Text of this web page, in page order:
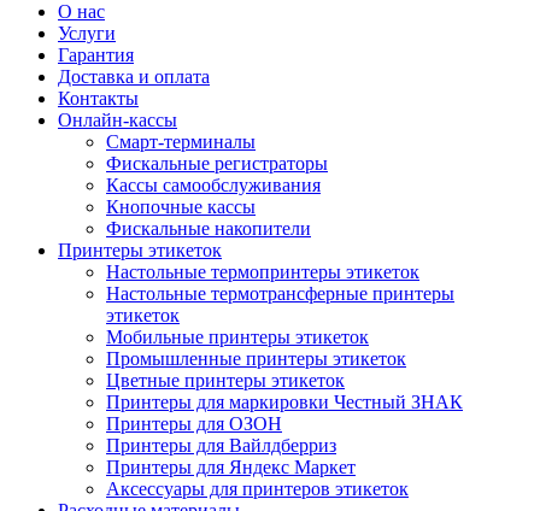
О нас
Услуги
Гарантия
Доставка и оплата
Контакты
Онлайн-кассы
Смарт-терминалы
Фискальные регистраторы
Кассы самообслуживания
Кнопочные кассы
Фискальные накопители
Принтеры этикеток
Настольные термопринтеры этикеток
Настольные термотрансферные принтеры
этикеток
Мобильные принтеры этикеток
Промышленные принтеры этикеток
Цветные принтеры этикеток
Принтеры для маркировки Честный ЗНАК
Принтеры для ОЗОН
Принтеры для Вайлдберриз
Принтеры для Яндекс Маркет
Аксессуары для принтеров этикеток